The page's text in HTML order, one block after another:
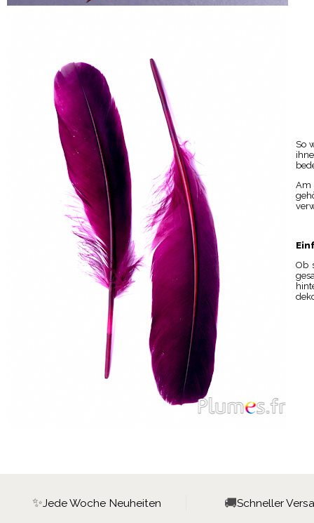
So
Am
Ob
✨Jede Woche Neuheiten 🚚Schneller